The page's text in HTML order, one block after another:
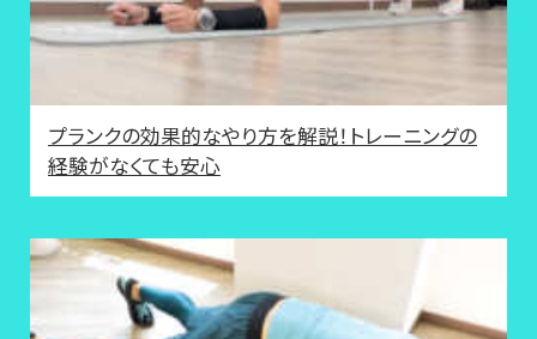
プランクの効果的なやり方を解説！トレーニングの
経験がなくても安心